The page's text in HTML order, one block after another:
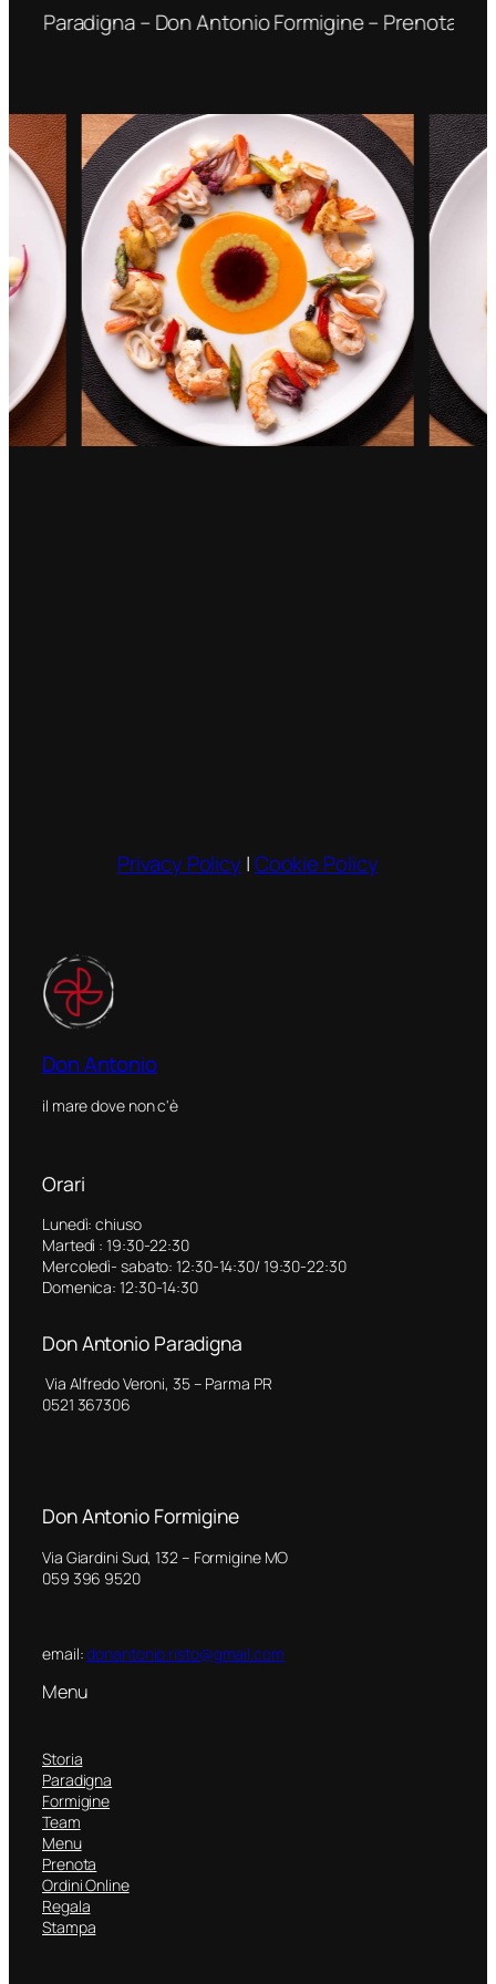
Paradigna – Don Antonio Formigine – Prenotate un
Privacy Policy |Cookie Policy
Don Antonio
il mare dove non c'è
Orari
Lunedì: chiuso
Martedì : 19:30-22:30
Mercoledì- sabato: 12:30-14:30/ 19:30-22:30
Domenica: 12:30-14:30
Don Antonio Paradigna
Via Alfredo Veroni, 35 – Parma PR
0521 367306
Don Antonio Formigine
Via Giardini Sud, 132 – Formigine MO
059 396 9520
email:donantonio.risto@gmail.com
Menu
Storia
Paradigna
Formigine
Team
Menu
Prenota
Ordini Online
Regala
Stampa